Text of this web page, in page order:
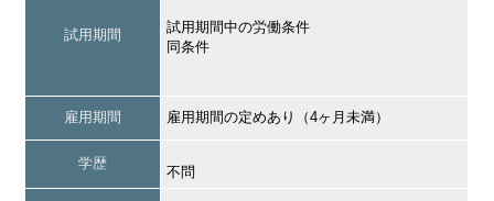
試用期間
試用期間中の労働条件
同条件
雇用期間 雇用期間の定めあり（4ヶ月未満）
学歴
不問